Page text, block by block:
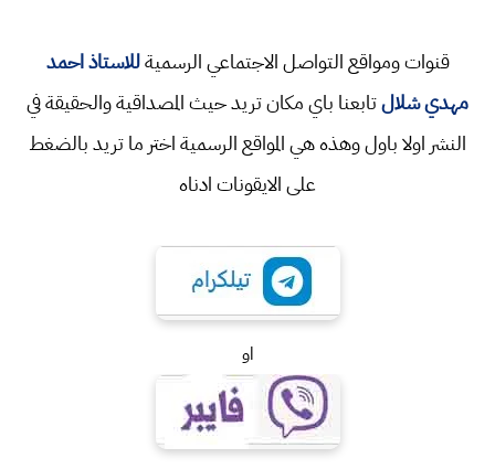
قنوات ومواقع التواصل الاجتماعي الرسميةللاستاذ احمد
مهدي شلالتابعنا باي مكان تريد حيث المصداقية والحقيقة في
النشر اولا باول وهذه هي المواقع الرسمية اختر ما تريد بالضغط
على الايقونات ادناه
او